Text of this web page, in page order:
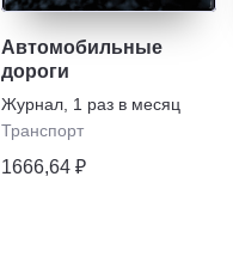
Автомобильные
дороги
Журнал 1 раз в месяц
Транспорт
1666,64 ₽